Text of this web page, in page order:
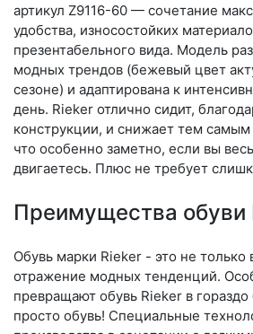
артикул Z9116-60 — сочетание
удобства, износостойких
презентабельного вида. Модель
модных трендов (бе­жевый цвет
сезоне) и адаптирована к
день. Ri­eker отлично сидит,
конструкции, и снижает тем самым
что особенно заметно, если вы
двигаетесь. Плюс не требует
Преимущества обуви
Обувь марки Rieker - это не только
отражение модных тенденций.
превращают обувь Rieker в
просто обувь! Специальные